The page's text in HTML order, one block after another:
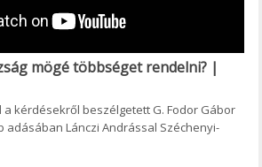
mögé többséget rendelni? |
kérdésekről beszélgetett G. Fodor Gábor
adásában Lánczi Andrással Széchenyi-